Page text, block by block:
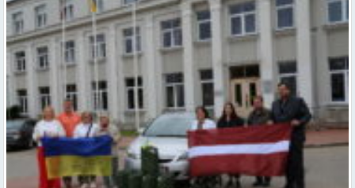
No Valmieras uz Ukrainu ceļā dodas vēl viena humānās palīdzības
automašīna